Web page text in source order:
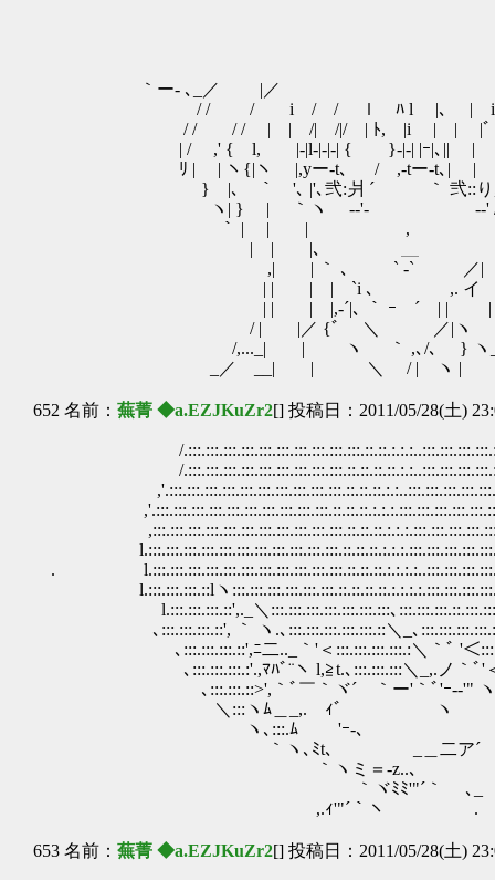
｀ー- ､_／ |／
/ / / i / / ｌ ﾊ l |､ | i
/ / / / | | /| /|/ | ﾄ, |i | | |ﾞ
| / ,' { l, |-|l‐|‐|-| { }-|‐| |ｰ|､||
ﾘ | | ヽ{|ヽ |,yー-t､ ゝ / ,-tー-t､|
} |､ ｀ '､ |'､弐:爿 ´ ｀ 弐::り, '| { |
ヽ| } | ｀ヽ ゞ-‐'- ゞ‐-' /| |ﾞ} | 聞こえ
｀ | | | , | |
| | |､ ＿ | |
ゝ,| | ｀ ､ ` -` ／| |
| | | | `i ､ ,. イ | |
| | | |,-´|､ ｀ ｰ ´ | | |
/ | |／ {ﾞ ＼ ／|ヽ |
/,..._| | ヽ ｀ ,､/､ } ヽ_ |
_／ __| | ＼ / | ヽ | | |
652 名前： 蕪菁 ◆a.EZJKuZr2[] 投稿日：2011/05/28(土)
/
/
.
l.:::.:::.:::.::lヽ
l.:::.:::.:::.::',._＼:::.:::.:::.:::.:::.:::.:::､
､:::.:::.:::.::', ｀ ヽ.､:::.:::.:::.:::.:::.::＼_､
､:::.:::.:::.::',ﾆ二.._｀'＜:::.:::.:::.:::.:＼｀ﾞ '＜
､:::.:::.:::.:'.,ﾏﾊﾞ¨ヽ l,≧t.､:::.:::.:::＼_,.ノ｀
､:::.:::.::>',｀ﾞ￣｀ヾ´ ｀ー'｀ﾞ'ｰ-‐'"
＼:::ヽﾑ＿_,. ｨﾞ ヽ
ヽ､:::.ﾑ 'ｰ-､
｀ヽ､ﾐt､ _＿二ア
｀ヽミ＝‐z..､
｀ヾﾐﾐ'"´｀ ､_ _／｀
,.ｨ'"´｀ヽ ￣.
653 名前： 蕪菁 ◆a.EZJKuZr2[] 投稿日：2011/05/28(土)